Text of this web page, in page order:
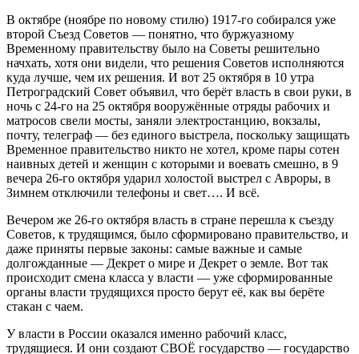
В октябре (ноябре по новому стилю) 1917-го собирался уже
второй Съезд Советов — понятно, что буржуазному
Временному правительству было на Советы решительно
начхать, хотя они видели, что решения Советов исполняются
куда лучше, чем их решения. И вот 25 октября в 10 утра
Петроградский Совет объявил, что берёт власть в свои руки, в
ночь с 24-го на 25 октября вооружённые отряды рабочих и
матросов свели мосты, заняли электростанцию, вокзалы,
почту, телеграф — без единого выстрела, поскольку защищать
Временное правительство никто не хотел, кроме пары сотен
наивных детей и женщин с которыми и воевать смешно, в 9
вечера 26-го октября ударил холостой выстрел с Авроры, в
Зимнем отключили телефоны и свет…. И всё.
Вечером же 26-го октября власть в стране перешла к съезду
Советов, к трудящимся, было сформировано правительство, и
даже приняты первые законы: самые важные и самые
долгожданные — Декрет о мире и Декрет о земле. Вот так
происходит смена класса у власти — уже сформированные
органы власти трудящихся просто берут её, как вы берёте
стакан с чаем.
Увласти в России оказался именно рабочий класс,
трудящиеся. И они создают СВОЁ государство — государство